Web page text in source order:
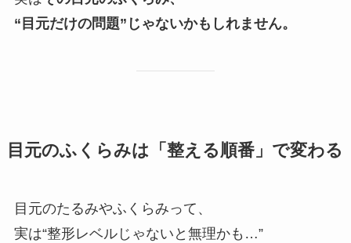
“目元だけの問題”じゃないかもしれません。
目元のふくらみは「整える順番」で変わる
目元のたるみやふくらみって、
実は“整形レベルじゃないと無理かも…”